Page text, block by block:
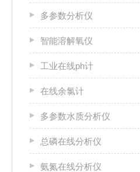
多参数分析仪
智能溶解氧仪
工业在线ph计
在线余氯计
多参数水质分析仪
总磷在线分析仪
氨氮在线分析仪